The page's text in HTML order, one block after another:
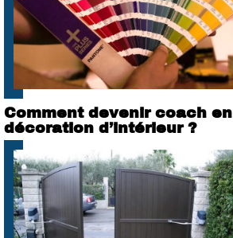
Comment devenir coach en
décoration d’intérieur ?